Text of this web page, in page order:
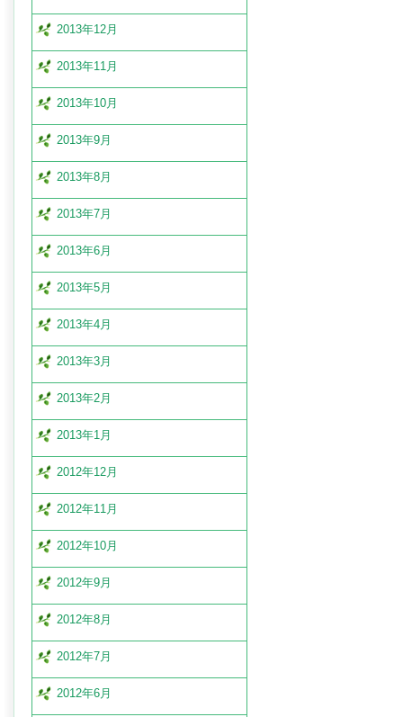
2013年12月
2013年11月
2013年10月
2013年9月
2013年8月
2013年7月
2013年6月
2013年5月
2013年4月
2013年3月
2013年2月
2013年1月
2012年12月
2012年11月
2012年10月
2012年9月
2012年8月
2012年7月
2012年6月